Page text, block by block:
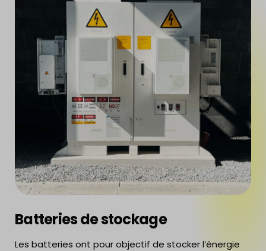
Batteries de stockage
Les batteries ont pour objectif de stocker l’énergie